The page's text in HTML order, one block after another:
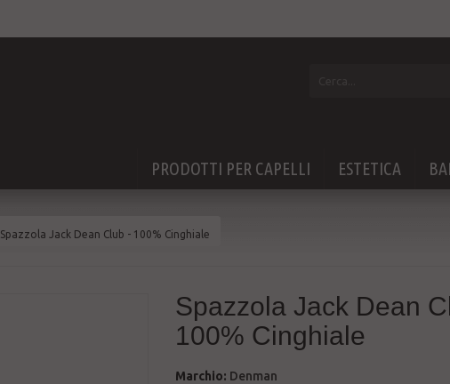
ESTETICA
PRODOTTI PER CAPELLI
Spazzola Jack Dean Club - 100% Cinghiale
Spazzola Jack Dean
100% Cinghiale
Marchio: Denman